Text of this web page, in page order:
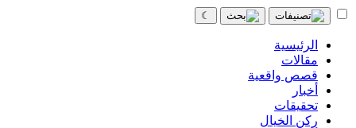
☾
الرئيسية
مقالات
قصص واقعية
أخبار
تحقيقات
ركن الخيال